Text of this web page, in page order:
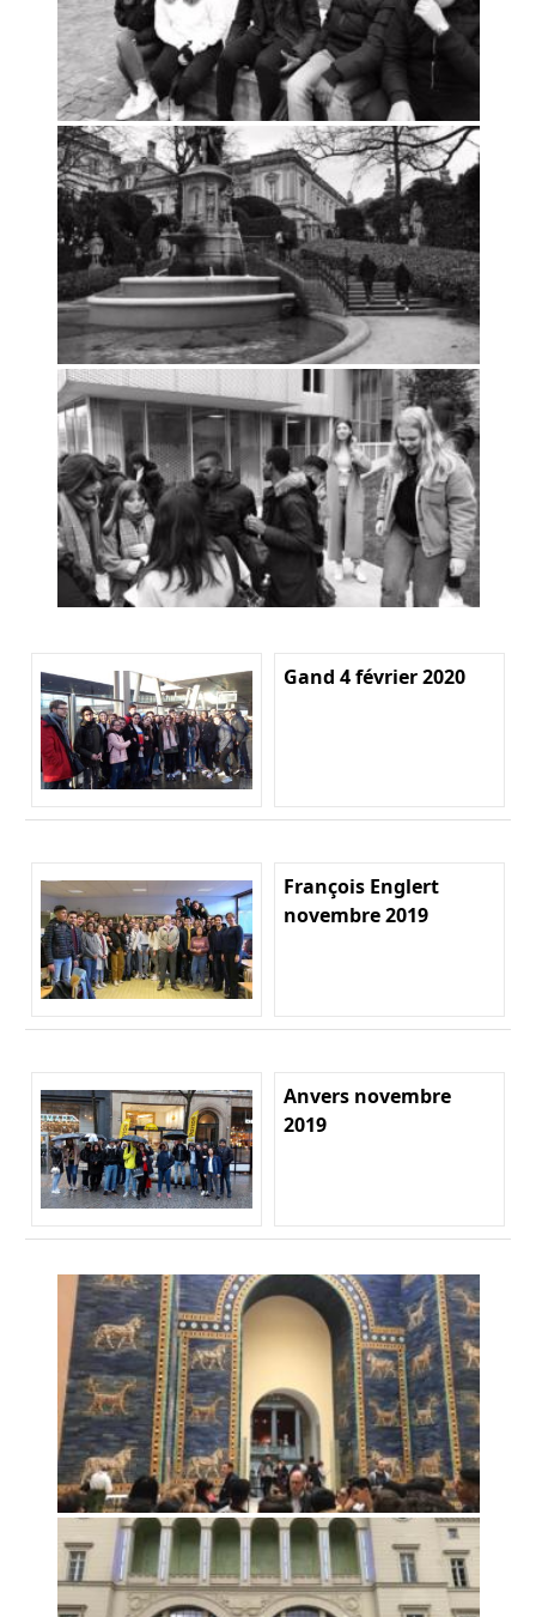
Gand 4 février 2020
François Englert
novembre 2019
Anvers novembre
2019